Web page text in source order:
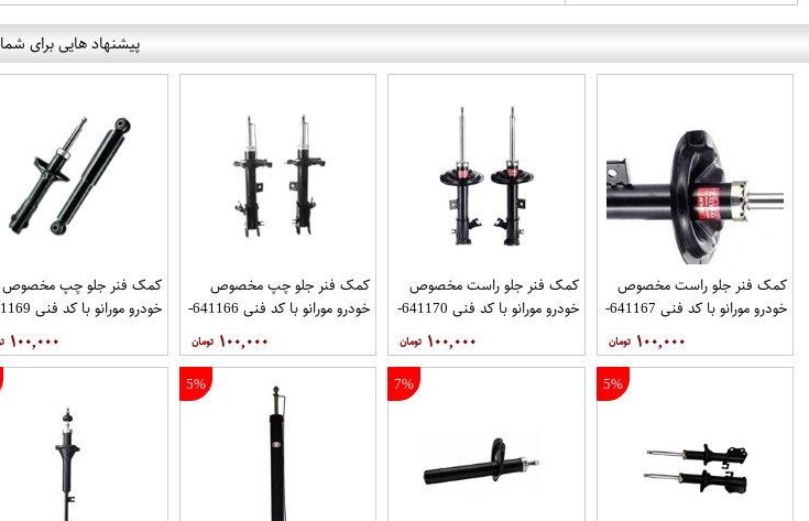
پیشنهاد هایی برای شما
کمک فنر جلو راست مخصوص
خودرو مورانو با کد فنی 641167-
E43021AA1B برند JPC مدل
2010 فروشگاه مگاموتور
۱۰۰,۰۰۰
کمک فنر جلو راست مخصوص
خودرو مورانو با کد فنی 641170-
E2302CB10A برند JPC مدل
2008 فروشگاه مگاموتور
۱۰۰,۰۰۰
کمک فنر جلو چپ مخصوص
خودرو مورانو با کد فنی 641166-
E430311AA1B برند JPC مدل
2010 فروشگاه مگاموتور
۱۰۰,۰۰۰
کمک فنر جلو چپ مخصوص
54303CA125 برند JPC مدل
2008 فروشگاه مگاموتور
۱۰۰,۰۰۰
5%
7%
5%